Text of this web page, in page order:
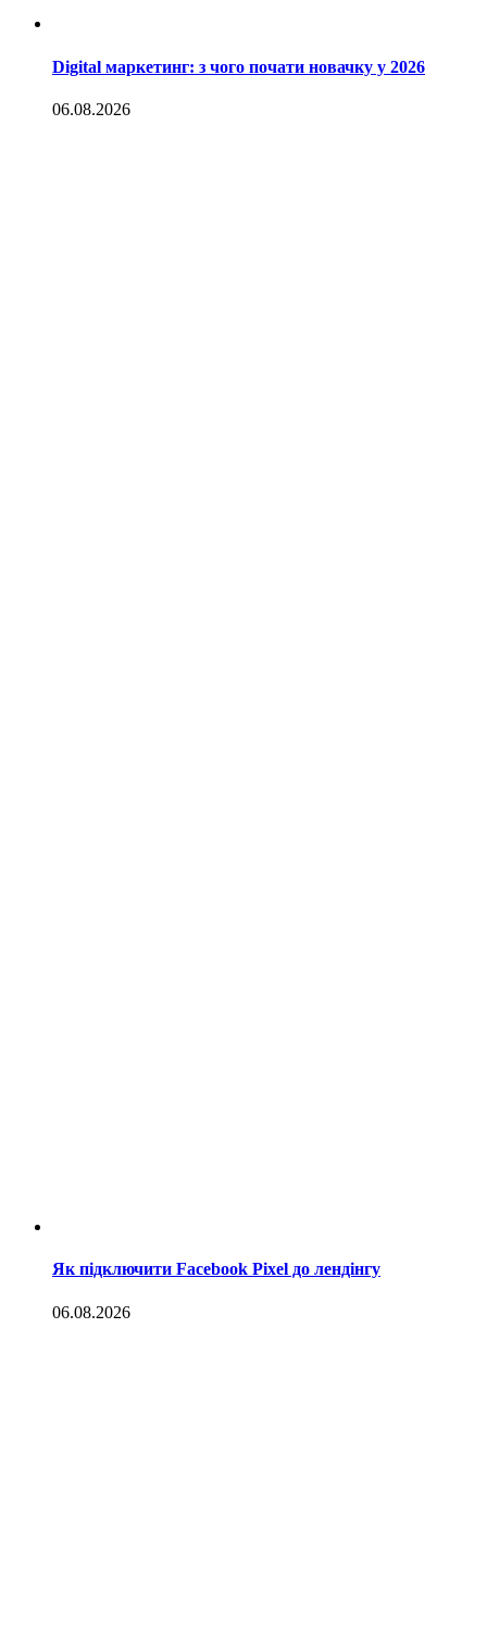
Digital маркетинг: з чого почати новачку у 2026
06.08.2026
Як підключити Facebook Pixel до лендінгу
06.08.2026